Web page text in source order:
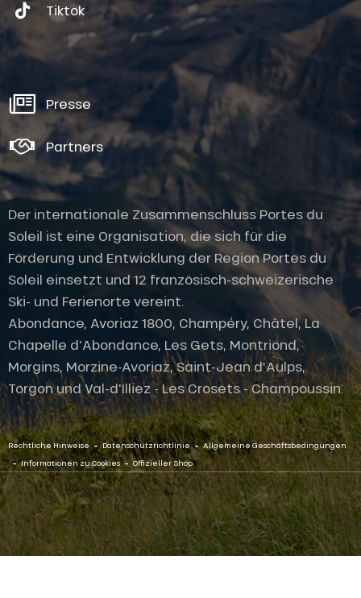
Tiktok
Presse
Partners
Der internationale Zusammenschluss Portes du
Soleil ist eine Organisation, die sich für die
Förderung und Entwicklung der Region Portes du
Soleil einsetzt und 12 französisch-schweizerische
Ski- und Ferienorte vereint.
Abondance, Avoriaz 1800, Champéry, Châtel, La
Chapelle d'Abondance, Les Gets, Montriond,
Morgins, Morzine-Avoriaz, Saint-Jean d'Aulps,
Torgon und Val-d'Illiez - Les Crosets - Champoussin.
Rechtliche Hinweise - Datenschutzrichtlinie - Allgemeine Geschäftsbedingungen
- Informationen zu Cookies - Offizieller Shop